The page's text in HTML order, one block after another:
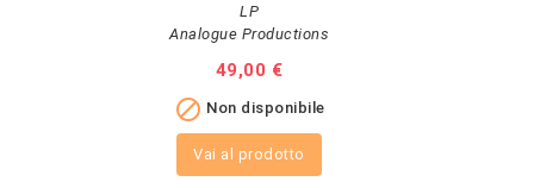
LP
Analogue Productions
Prezzo
49,00 €
 Non disponibile
Vai al prodotto